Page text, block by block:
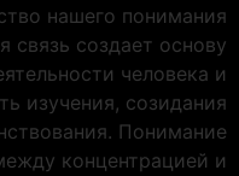
нашего понимания
связь создает основу
человека и
изучения, созидания
Понимание
концентрацией и